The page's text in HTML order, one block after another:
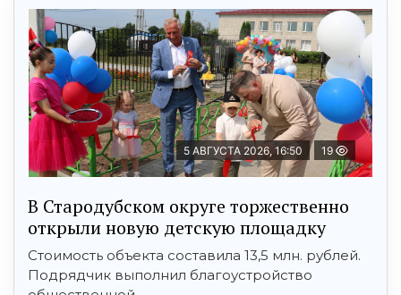
5 АВГУСТА 2026, 16:50 19
В Стародубском округе торжественно
открыли новую детскую площадку
Стоимость объекта составила 13,5 млн. рублей.
Подрядчик выполнил благоустройство